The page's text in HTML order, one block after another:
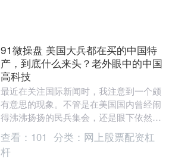
91微操盘 美国大兵都在买的中国特
产，到底什么来头？老外眼中的中国
高科技
最近在关注国际新闻时，我注意到一个颇
有意思的现象。不管是在美国国内曾经闹
得沸沸扬扬的民兵集会，还是眼下依然胶
着的东欧前线，那些全副武装的士兵或者
准军事人员，胸前....
查看： 101 分类： 网上股票配资杠
杆